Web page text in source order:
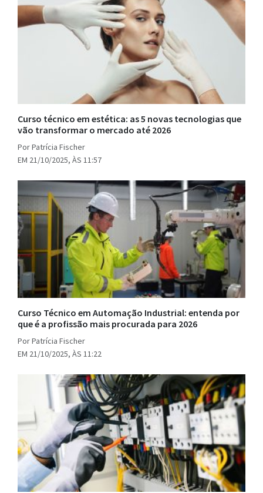
Curso técnico em estética: as 5 novas tecnologias que
vão transformar o mercado até 2026
Por Patrícia Fischer
EM 21/10/2025, ÀS 11:57
Curso Técnico em Automação Industrial: entenda por
que é a profissão mais procurada para 2026
Por Patrícia Fischer
EM 21/10/2025, ÀS 11:22